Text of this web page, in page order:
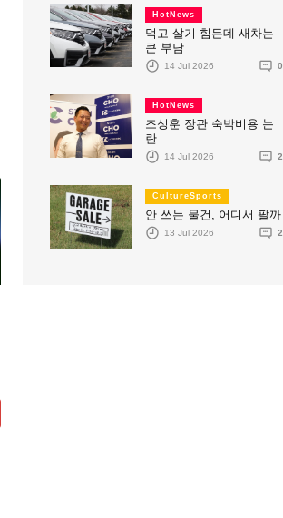
HotNews
먹고 살기 힘든데 새차는
큰 부담
14 Jul 2026 0
HotNews
조성훈 장관 숙박비용 논
란
14 Jul 2026 2
CultureSports
안 쓰는 물건, 어디서 팔까
13 Jul 2026 2